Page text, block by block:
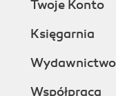
Twoje Konto
Księgarnia
Współpraca